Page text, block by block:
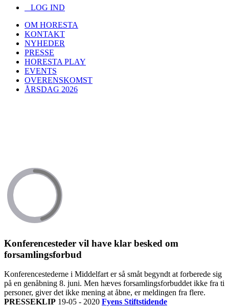
LOG IND
OM HORESTA
KONTAKT
NYHEDER
PRESSE
HORESTA PLAY
EVENTS
OVERENSKOMST
ÅRSDAG 2026
Konferencesteder vil have klar besked om
forsamlingsforbud
Konferencestederne i Middelfart er så småt begyndt at forberede sig
på en genåbning 8. juni. Men hæves forsamlingsforbuddet ikke fra ti
personer, giver det ikke mening at åbne, er meldingen fra flere.
PRESSEKLIP 19-05 - 2020 Fyens Stiftstidende